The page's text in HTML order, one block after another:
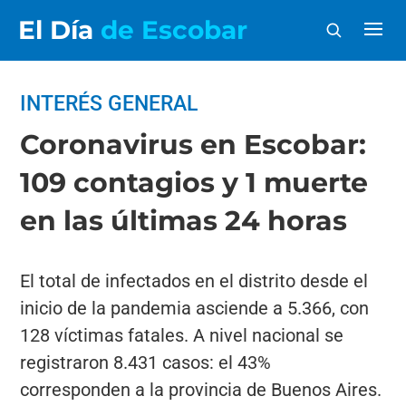
El Día de Escobar
INTERÉS GENERAL
Coronavirus en Escobar:
109 contagios y 1 muerte
en las últimas 24 horas
El total de infectados en el distrito desde el
inicio de la pandemia asciende a 5.366, con
128 víctimas fatales. A nivel nacional se
registraron 8.431 casos: el 43%
corresponden a la provincia de Buenos Aires.